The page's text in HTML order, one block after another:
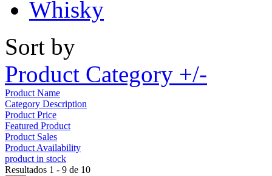
Whisky
Sort by
Product Category +/-
Product Name
Category Description
Product Price
Featured Product
Product Sales
Product Availability
product in stock
Resultados 1 - 9 de 10